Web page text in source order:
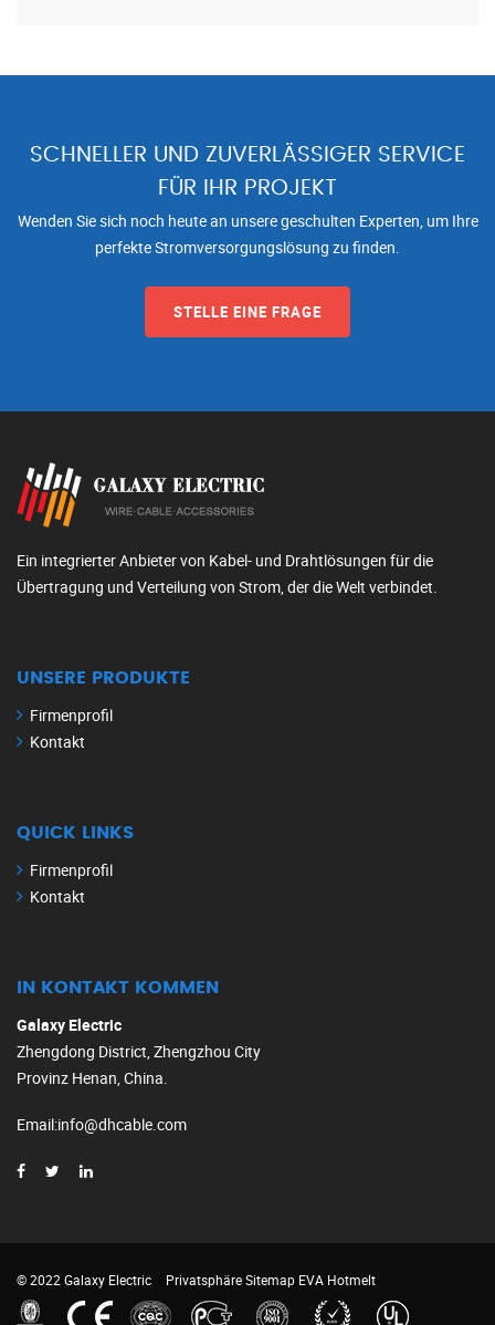
SCHNELLER UND ZUVERLÄSSIGER SERVICE
FÜR IHR PROJEKT
Wenden Sie sich noch heute an unsere geschulten Experten, um Ihre
perfekte Stromversorgungslösung zu finden.
STELLE EINE FRAGE
Ein integrierter Anbieter von Kabel- und Drahtlösungen für die
Übertragung und Verteilung von Strom, der die Welt verbindet.
UNSERE PRODUKTE
Firmenprofil
Kontakt
QUICK LINKS
Firmenprofil
Kontakt
IN KONTAKT KOMMEN
Galaxy Electric
Zhengdong District, Zhengzhou City
Provinz Henan, China.
Email:info@dhcable.com
© 2022 Galaxy Electric PrivatsphäreSitemap EVA Hotmelt